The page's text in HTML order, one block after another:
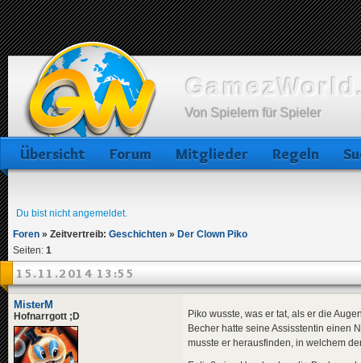
Von Spielern für Spieler
Übersicht Forum Mitglieder Regeln
Du bist nicht angemeldet.
Foren » Zeitvertreib: Geschichten » Der Clown Piko
Seiten: 1
15.11.2014 13:55
MisterM
Hofnarrgott ;D
Piko wusste, was er tat, als er die
Becher hatte seine Assisstentin einen
musste er herausfinden, in welchem